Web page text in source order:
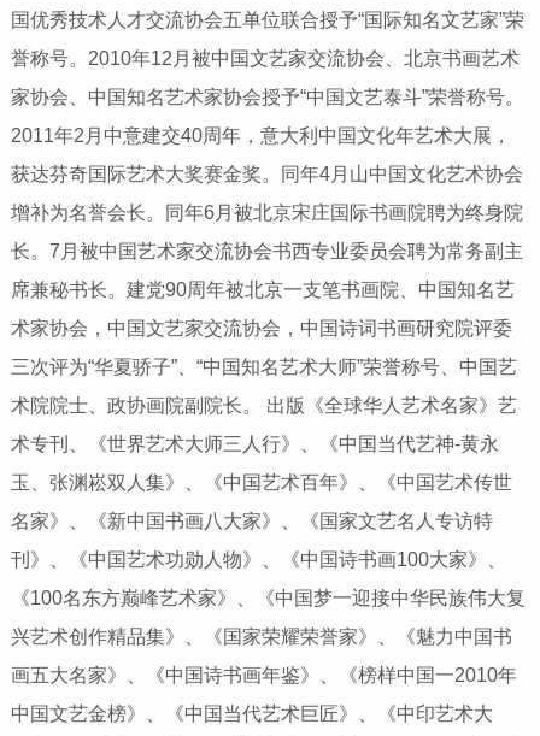
国优秀技术人才交流协会五单位联合授予“国际知名文艺家”荣
誉称号。2010年12月被中国文艺家交流协会、北京书画艺术
家协会、中国知名艺术家协会授予“中国文艺泰斗”荣誉称号。
2011年2月中意建交40周年，意大利中国文化年艺术大展，
获达芬奇国际艺术大奖赛金奖。同年4月山中国文化艺术协会
增补为名誉会长。同年6月被北京宋庄国际书画院聘为终身院
长。7月被中国艺术家交流协会书西专业委员会聘为常务副主
席兼秘书长。建党90周年被北京一支笔书画院、中国知名艺
术家协会，中国文艺家交流协会，中国诗词书画研究院评委
三次评为“华夏骄子”、“中国知名艺术大师”荣誉称号、中国艺
术院院士、政协画院副院长。 出版《全球华人艺术名家》艺
术专刊、《世界艺术大师三人行》、《中国当代艺神-黄永
玉、张渊崧双人集》、《中国艺术百年》、《中国艺术传世
名家》、《新中国书画八大家》、《国家文艺名人专访特
刊》、《中国艺术功勋人物》、《中国诗书画100大家》、
《100名东方巅峰艺术家》、《中国梦一迎接中华民族伟大复
兴艺术创作精品集》、《国家荣耀荣誉家》、《魅力中国书
画五大名家》、《中国诗书画年鉴》、《榜样中国一2010年
中国文艺金榜》、《中国当代艺术巨匠》、《中印艺术大